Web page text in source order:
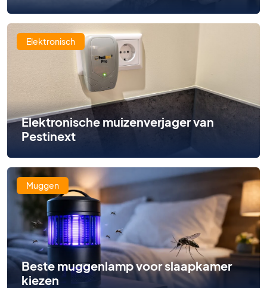
Elektronisch
Elektronische muizenverjager van
Pestinext
Muggen
Beste muggenlamp voor slaapkamer
kiezen